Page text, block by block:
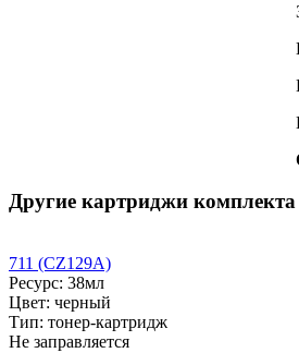
Другие картриджи
711 (CZ129A)
Ресурс: 38мл
Цвет: черный
Тип: тонер-картридж
Не заправляется